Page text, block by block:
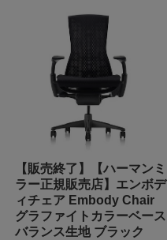
【販売終了】【ハーマンミ
ラー正規販売店】エンボデ
ィチェア Embody Chair
グラファイトカラーベース
バランス生地 ブラック